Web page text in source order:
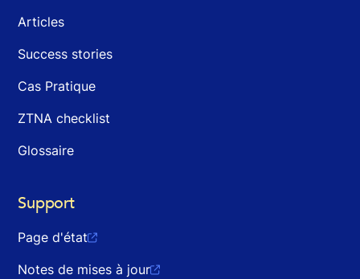
Articles
Success stories
Cas Pratique
ZTNA checklist
Glossaire
Support
Page d'état
Notes de mises à jour